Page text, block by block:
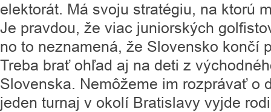
elektorát. Má svoju stratégiu, na ktorú
Je pravdou, že viac juniorských
no to neznamená, že Slovensko končí
Treba brať ohľad aj na deti z
Slovenska. Nemôžeme im rozprávať o
jeden turnaj v okolí Bratislavy vyjde